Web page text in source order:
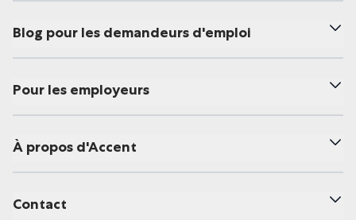
Blog pour les demandeurs d'emploi
Pour les employeurs
À propos d'Accent
Contact